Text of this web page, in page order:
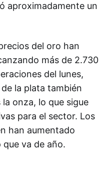
aproximadamente un
del oro han
más de 2.730
del lunes,
la plata también
onza, lo que sigue
para el sector. Los
han aumentado
que va de año.